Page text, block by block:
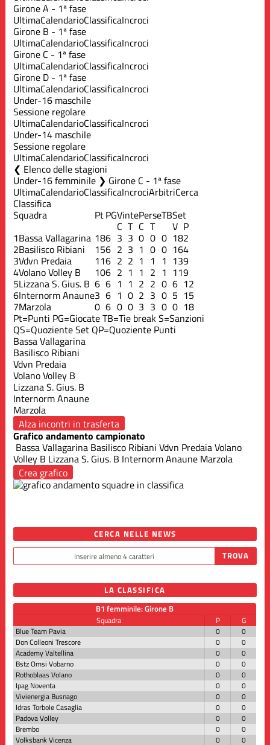
Girone A - 1ª fase
UltimaCalendarioClassificaIncroci
Girone B - 1ª fase
UltimaCalendarioClassificaIncroci
Girone C - 1ª fase
UltimaCalendarioClassificaIncroci
Girone D - 1ª fase
UltimaCalendarioClassificaIncroci
Under-16 maschile
Sessione regolare
UltimaCalendarioClassificaIncroci
Under-14 maschile
Sessione regolare
UltimaCalendarioClassificaIncroci
Elenco delle stagioni
Under-16 femminile ❯ Girone C - 1ª fase
UltimaCalendarioClassificaIncrociArbitriCerca
Classifica
Squadra PtPGVintePerseTBSet
C T C T V P
1Bassa Vallagarina 186 3 3 0 0 0 182
2Basilisco Ribiani 156 2 3 1 0 0 164
3Vdvn Predaia 116 2 2 1 1 1 139
4Volano Volley B 106 2 1 1 2 1 119
5Lizzana S. Gius. B 6 6 1 1 2 2 0 6 12
6Internorm Anaune3 6 1 0 2 3 0 5 15
7Marzola 0 6 0 0 3 3 0 0 18
Pt=Punti PG=GiocateTB=Tie breakS=Sanzioni
QS=Quoziente Set QP=Quoziente Punti
Bassa Vallagarina
Basilisco Ribiani
Vdvn Predaia
Volano Volley B
Lizzana S. Gius. B
Internorm Anaune
Marzola
Alza incontri in trasferta
Grafico andamento campionato
Bassa Vallagarina Basilisco Ribiani Vdvn PredaiaVolano
Volley B Lizzana S. Gius. B Internorm Anaune Marzola
Crea grafico
CERCA NELLE NEWS
LA CLASSIFICA
B1 femminile: Girone B
Squadra P
G
Blue Team Pavia
0
0
Don Colleoni Trescore
0
0
Academy Valtellina
0
0
Bstz Omsi Vobarno
0
0
Rothoblaas Volano
0
0
Ipag Noventa
0
0
Vivienergia Busnago
0
0
Idras Torbole Casaglia
0
0
Padova Volley
0
0
Brembo
0
0
Volksbank Vicenza
0
0